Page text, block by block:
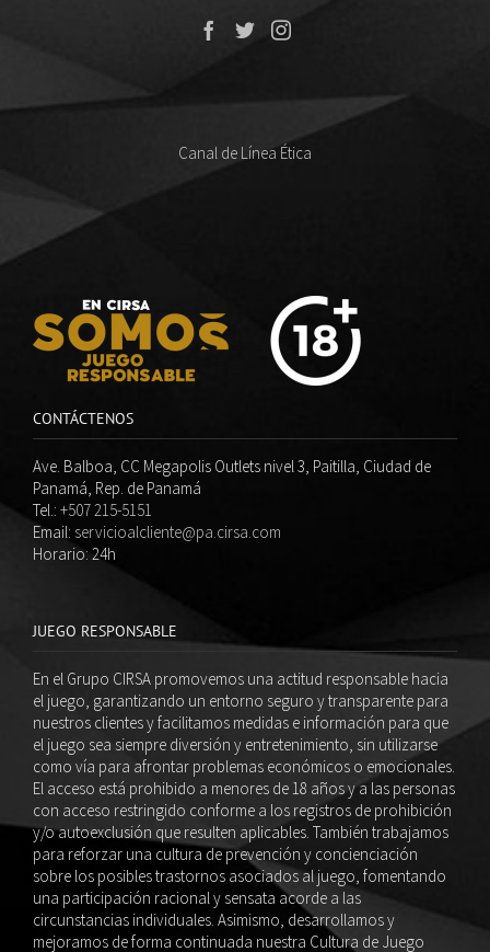
Canal de Línea Ética
CONTÁCTENOS
Ave. Balboa, CC Megapolis Outlets nivel 3, Paitilla, Ciudad de
Panamá, Rep. de Panamá
Tel.: +507 215-5151
Email: servicioalcliente@pa.cirsa.com
Horario: 24h
JUEGO RESPONSABLE
En el Grupo CIRSA promovemos una actitud responsable hacia
el juego, garantizando un entorno seguro y transparente para
nuestros clientes y facilitamos medidas e información para que
el juego sea siempre diversión y entretenimiento, sin utilizarse
como vía para afrontar problemas económicos o emocionales.
El acceso está prohibido a menores de 18 años y a las personas
con acceso restringido conforme a los registros de prohibición
y/o autoexclusión que resulten aplicables. También trabajamos
para reforzar una cultura de prevención y concienciación
sobre los posibles trastornos asociados al juego, fomentando
una participación racional y sensata acorde a las
circunstancias individuales. Asimismo, desarrollamos y
mejoramos de forma continuada nuestra Cultura de Juego